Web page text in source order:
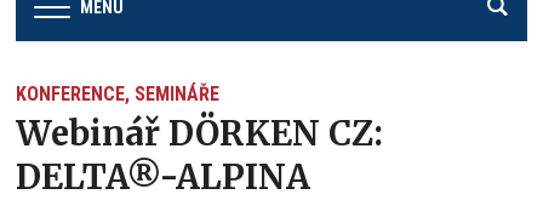
MENU
KONFERENCE, SEMINÁŘE
Webinář DÖRKEN CZ:
DELTA®-ALPINA